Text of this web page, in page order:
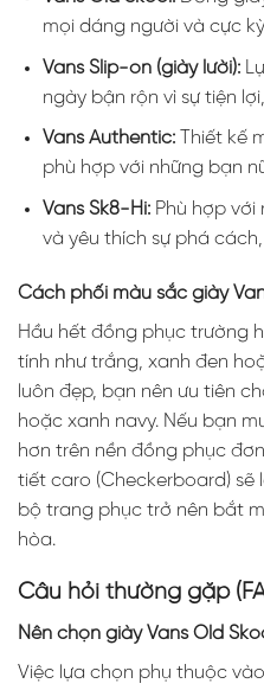
mọi dáng người và cực
Vans Slip-on (giày lười):
ngày bận rộn vì sự tiện
Vans Authentic:Thiết kế
phù hợp với những bạn
Vans Sk8-Hi:Phù hợp với
và yêu thích sự phá
Cách phối màu sắc giày
Hầu hết đồng phục trường
tính như trắng, xanh đen
luôn đẹp, bạn nên ưu tiên
hoặc xanh navy. Nếu bạn
hơn trên nền đồng phục
tiết caro (Checkerboard) sẽ
bộ trang phục trở nên bắt
hòa.
Câu hỏi thường gặp
Nên chọn giày Vans Old
Việc lựa chọn phụ thuộc